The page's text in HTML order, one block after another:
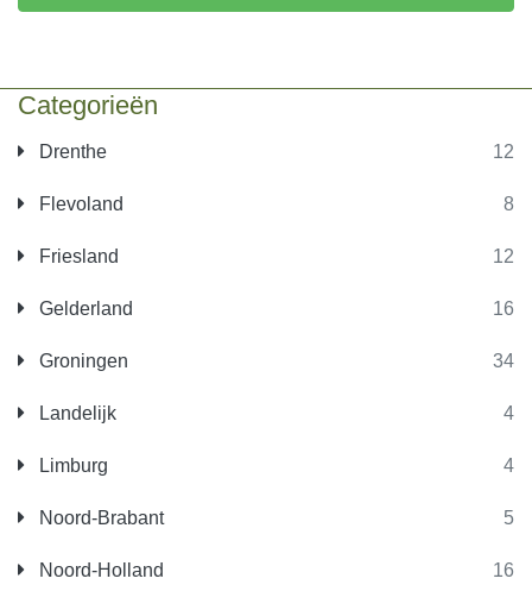
Categorieën
Drenthe 12
Flevoland 8
Friesland 12
Gelderland 16
Groningen 34
Landelijk 4
Limburg 4
Noord-Brabant 5
Noord-Holland 16